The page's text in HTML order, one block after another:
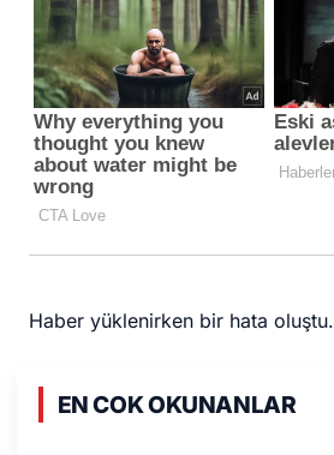
Haber yüklenirken bir hata oluştu.
EN COK OKUNANLAR